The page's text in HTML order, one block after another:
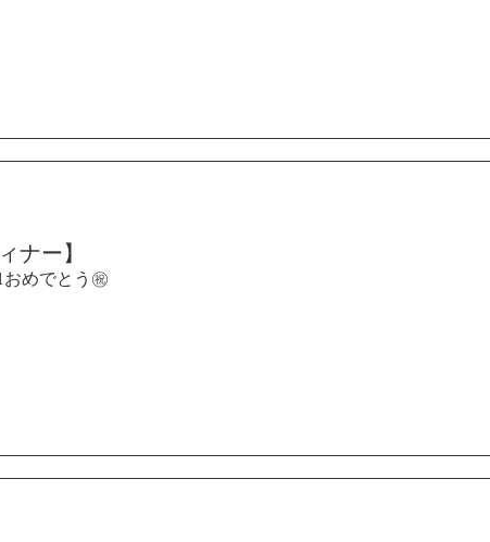
ナー】
めでとう㊗️